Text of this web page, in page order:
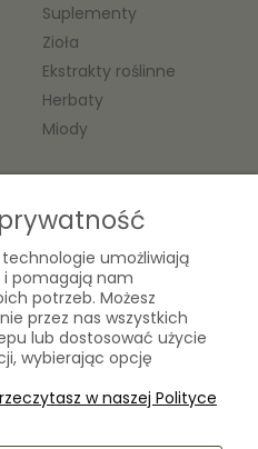
Laboratorium Zielarza Sp. z
o.o.
ul. Kopernika 10A
05-825 Grodzisk Mazowiecki
sklep@laboratoriumzielarza.pl
Suplementy
Zioła
Ekstrakty roślinne
Herbaty
Miody
umożliwiają
i pomagają nam
potrzeb. Możesz
przez nas wszystkich
lub dostosować użycie
wybierając opcję
w naszej Polityce